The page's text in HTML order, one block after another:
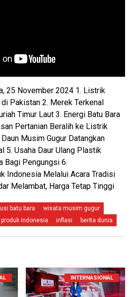
25 November 2024 1. Listrik
Pakistan 2. Merek Terkenal
Timur Laut 3. Energi Batu Bara
Pertanian Beralih ke Listrik
Musim Gugur Datangkan
5. Usaha Daur Ulang Plastik
Bagi Pengungsi 6.
Indonesia Melalui Acara Tradisi
Melambat, Harga Tetap Tinggi
batu bara
wisata musim gugur
indonesia inflasi berita dunia
INTERNASIONAL